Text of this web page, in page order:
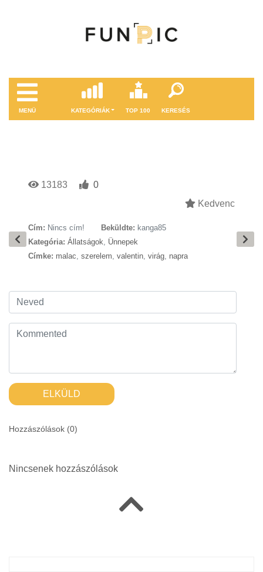
MENÜ KATEGÓRIÁK TOP 100 KERESÉS
13183
0
Kedvenc
Cím: Nincs cím! Beküldte: kanga85
Kategória: Állatságok, Ünnepek
Címke: malac, szerelem, valentin, virág, napra
ELKÜLD
Hozzászólások (0)
Nincsenek hozzászólások